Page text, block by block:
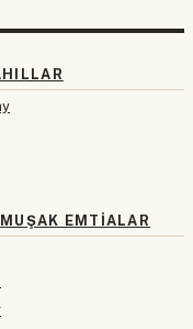
EMTIALAR